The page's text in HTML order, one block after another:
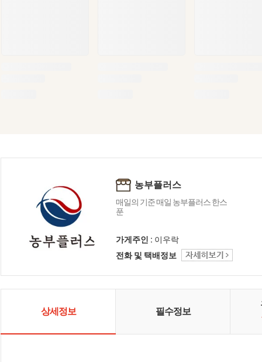
농부플러스
매일의 기준 매일 농부플러스 한스
푼
가게주인 : 이우락
전화 및 택배정보
상세정보 필수정보